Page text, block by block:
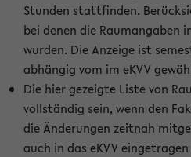
Stunden stattfinden.
bei denen die Raumangaben
wurden. Die Anzeige ist
abhängig vom im eKVV
Die hier gezeigte Liste von
vollständig sein, wenn den
die Änderungen zeitnah
auch in das eKVV